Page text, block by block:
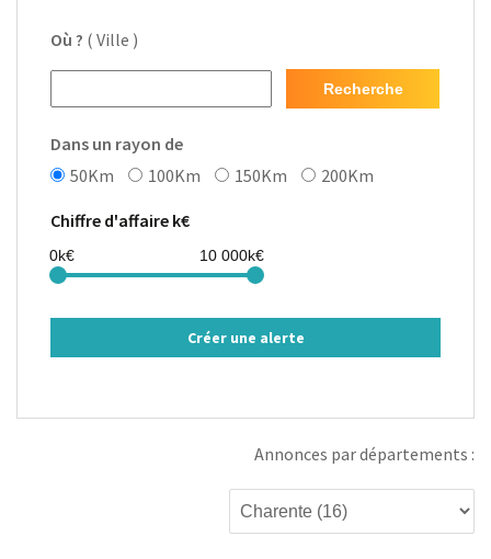
Où ? ( Ville )
Recherche
Dans un rayon de
50Km
100Km 150Km 200Km
Chiffre d'affaire k€
Créer une alerte
Annonces par départements :